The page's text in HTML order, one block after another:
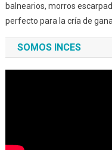
balnearios, morros
perfecto para la cría de
SOMOS INCES